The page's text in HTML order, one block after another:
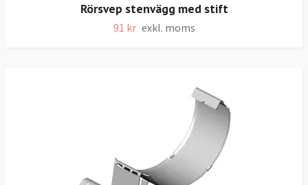
Rörsvep stenvägg med stift
91 kr exkl. moms